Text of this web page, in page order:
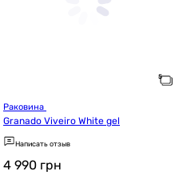
Granado Viveiro White gel
Написать отзыв
4 990 грн